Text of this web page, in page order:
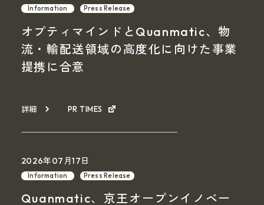
Information Press Release
オプティマインドとQuanmatic、物
流・輸配送領域の高度化に向けた事業
提携に合意
詳細 PR TIMES
2026年07月17日
Information Press Release
Quanmatic、京王オープンイノベー